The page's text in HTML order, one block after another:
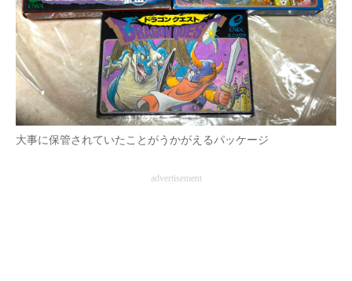
大事に保管されていたことがうかがえるパッケージ
advertisement